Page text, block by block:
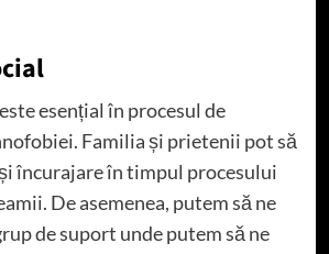
esențial în procesul de
Familia și prietenii pot să
încurajare în timpul procesului
De asemenea, putem să ne
de suport unde putem să ne